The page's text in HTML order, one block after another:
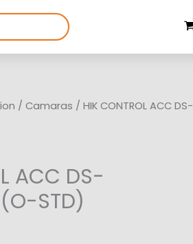
/ Camaras / HIK CONTROL ACC DS-
ACC DS-
STD)